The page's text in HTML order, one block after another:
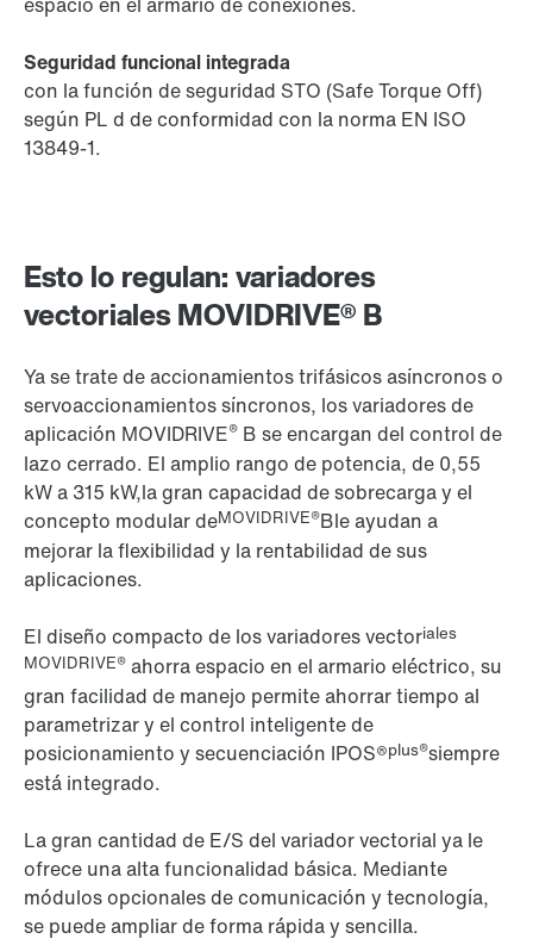
Esto lo regulan: variadores
vectoriales MOVIDRIVE® B
Ya se trate de accionamientos trifásicos asíncronos o
servoaccionamientos síncronos, los variadores de
aplicación MOVIDRIVE® B se encargan del control de
lazo cerrado. El amplio rango de potencia, de 0,55
kW a 315 kW,la gran capacidad de sobrecarga y el
concepto modular deMOVIDRIVE®Ble ayudan a
mejorar la flexibilidad y la rentabilidad de sus
aplicaciones.
El diseño compacto de los variadores vectoriales
MOVIDRIVE® ahorra espacio en el armario eléctrico, su
gran facilidad de manejo permite ahorrar tiempo al
parametrizar y el control inteligente de
posicionamiento y secuenciación IPOS®plus®siempre
está integrado.
La gran cantidad de E/S del variador vectorial ya le
ofrece una alta funcionalidad básica. Mediante
módulos opcionales de comunicación y tecnología,
se puede ampliar de forma rápida y sencilla.
Seguridad funcional integrada
con la función de seguridad STO (Safe Torque Off)
según PL d de conformidad con la norma EN ISO
13849-1.